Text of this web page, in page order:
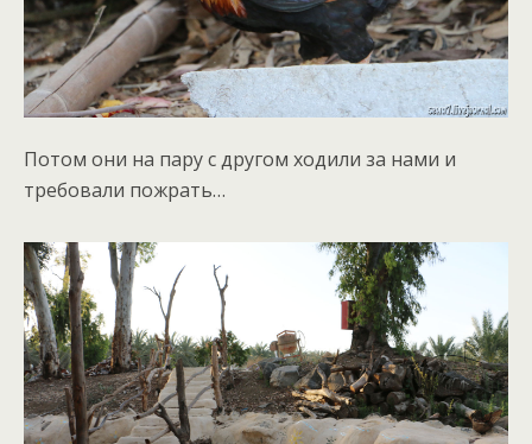
Потом они на пару с другом ходили за нами и
требовали пожрать…